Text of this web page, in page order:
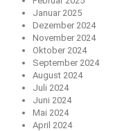
Januar 2025
Dezember 2024
November 2024
Oktober 2024
September 2024
August 2024
Juli 2024
Juni 2024
Mai 2024
April 2024